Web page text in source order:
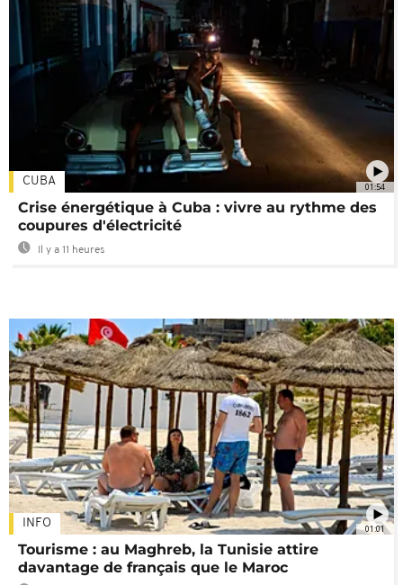
01:54
CUBA
Crise énergétique à Cuba : vivre au rythme des
coupures d'électricité
Il y a 11 heures
01:01
INFO
Tourisme : au Maghreb, la Tunisie attire
davantage de français que le Maroc